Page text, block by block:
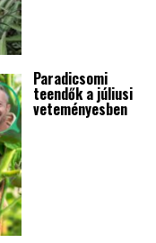
Paradicsomi
teendők a júliusi
veteményesben